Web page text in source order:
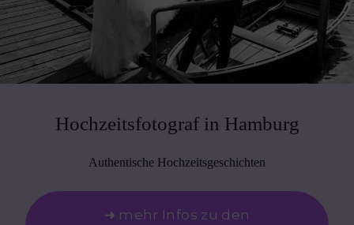
Hochzeitsfotograf in Hamburg
Authentische Hochzeitsgeschichten
➜ mehr Infos zu den